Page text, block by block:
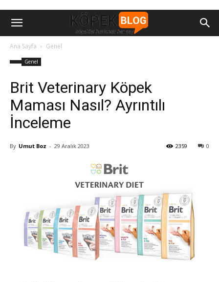
Ana Sayfa Genel
Genel
Brit Veterinary Köpek
Maması Nasıl? Ayrıntılı
İnceleme
By Umut Boz - 29 Aralık 2023 0
2359